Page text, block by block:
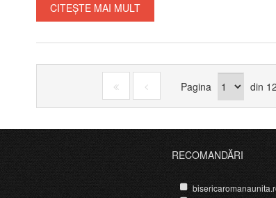
CITEȘTE MAI MULT
Pagina din 12
RECOMANDĂRI